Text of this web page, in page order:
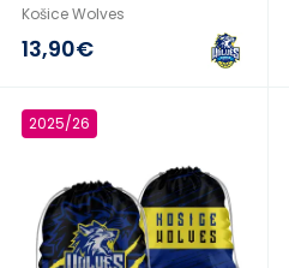
Košice Wolves
13,90€
2025/26